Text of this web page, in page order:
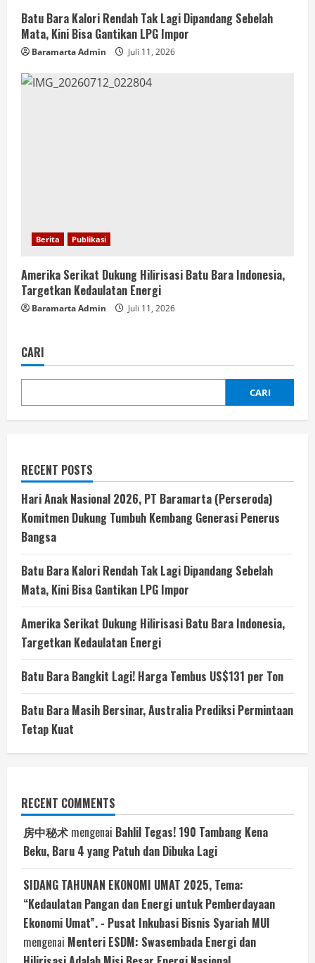
Batu Bara Kalori Rendah Tak Lagi Dipandang Sebelah
Mata, Kini Bisa Gantikan LPG Impor
Baramarta Admin Juli 11, 2026
Berita Publikasi
Amerika Serikat Dukung Hilirisasi Batu Bara Indonesia,
Targetkan Kedaulatan Energi
Baramarta Admin Juli 11, 2026
CARI
CARI
RECENT POSTS
Hari Anak Nasional 2026, PT Baramarta (Perseroda)
Komitmen Dukung Tumbuh Kembang Generasi Penerus
Bangsa
Batu Bara Kalori Rendah Tak Lagi Dipandang Sebelah
Mata, Kini Bisa Gantikan LPG Impor
Amerika Serikat Dukung Hilirisasi Batu Bara Indonesia,
Targetkan Kedaulatan Energi
Batu Bara Bangkit Lagi! Harga Tembus US$131 per Ton
Batu Bara Masih Bersinar, Australia Prediksi Permintaan
Tetap Kuat
RECENT COMMENTS
房中秘术 mengenai Bahlil Tegas! 190 Tambang Kena
Beku, Baru 4 yang Patuh dan Dibuka Lagi
SIDANG TAHUNAN EKONOMI UMAT 2025, Tema:
“Kedaulatan Pangan dan Energi untuk Pemberdayaan
Ekonomi Umat”. - Pusat Inkubasi Bisnis Syariah MUI
mengenai Menteri ESDM: Swasembada Energi dan